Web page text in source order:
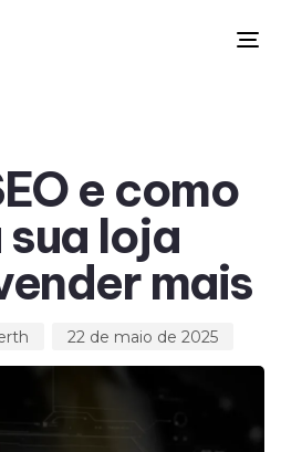
e como
loja
mais
22 de maio de 2025